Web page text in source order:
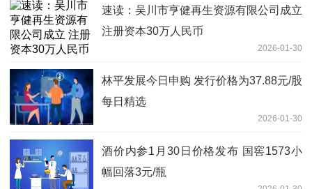
速读：吴川市亨健再生资源有限公司成立
注册资本30万人民币
2026-01-30
林平发展今日申购 发行价格为37.88元/股
每日精选
2026-01-30
酒价内参1月30日价格发布 国窖1573小
幅回落3元/瓶